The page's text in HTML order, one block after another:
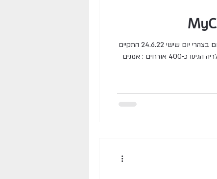
התערוכה מאת : שלי רשקס ונילי ויצטום בצהרי יום שישי 24.6.22 התקיים
אירוע פתיחה לתערוכה MyCongo לגלריה הגיעו כ-400 אורחים : אמנים